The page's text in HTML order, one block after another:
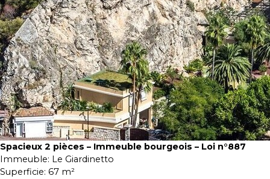
Spacieux 2 pièces – Immeuble bourgeois – Loi n°887
Immeuble: Le Giardinetto
Superficie: 67 m²